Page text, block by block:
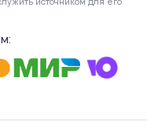
источником для его